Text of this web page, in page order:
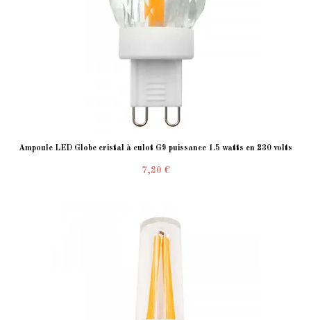
Ampoule LED Globe cristal à culot G9 puissance 1.5 watts en 230 volts
7,20 €